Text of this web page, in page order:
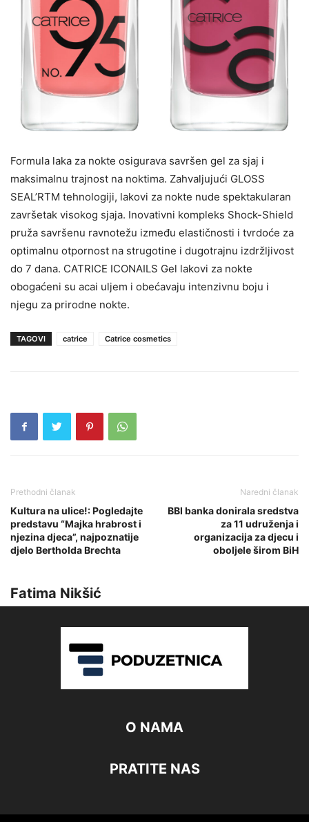
Formula laka za nokte osigurava savršen gel za sjaj i
maksimalnu trajnost na noktima. Zahvaljujući GLOSS
SEAL’RTM tehnologiji, lakovi za nokte nude spektakularan
završetak visokog sjaja. Inovativni kompleks Shock-Shield
pruža savršenu ravnotežu između elastičnosti i tvrdoće za
optimalnu otpornost na strugotine i dugotrajnu izdržljivost
do 7 dana. CATRICE ICONAILS Gel lakovi za nokte
obogaćeni su acai uljem i obećavaju intenzivnu boju i
njegu za prirodne nokte.
TAGOVI catrice Catrice cosmetics
Prethodni članak
Kultura na ulice!: Pogledajte
predstavu “Majka hrabrost i
njezina djeca”, najpoznatije
djelo Bertholda Brechta
Naredni članak
BBI banka donirala sredstva
za 11 udruženja i
organizacija za djecu i
oboljele širom BiH
Fatima Nikšić
O NAMA
PRATITE NAS